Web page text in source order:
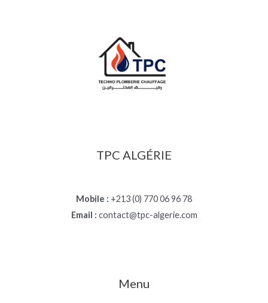
TPC ALGÉRIE
Mobile : +213 (0) 770 06 96 78
Email : contact@tpc-algerie.com
Menu